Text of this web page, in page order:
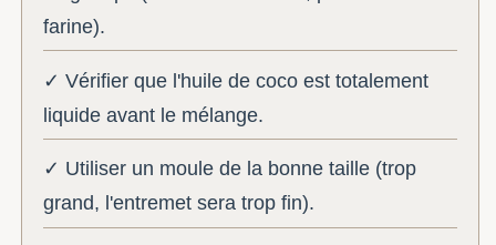
farine).
✓ Vérifier que l'huile de coco est totalement
liquide avant le mélange.
✓ Utiliser un moule de la bonne taille (trop
grand, l'entremet sera trop fin).